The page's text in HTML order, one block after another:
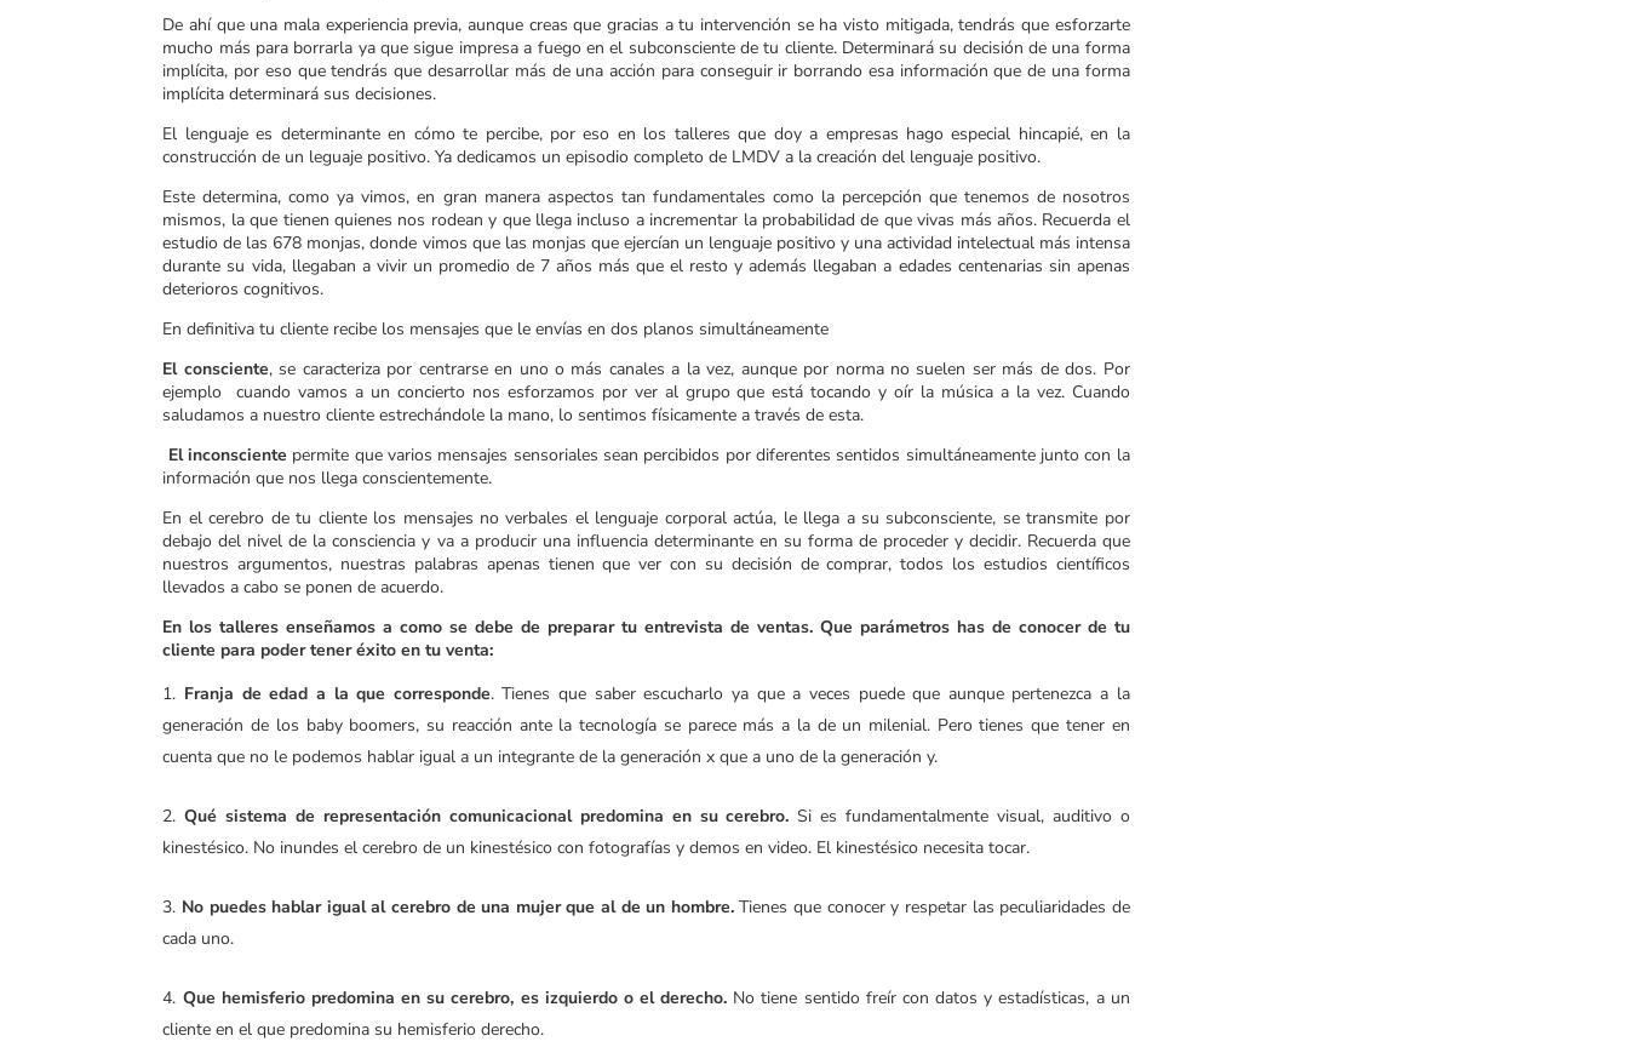
De ahí que una mala experiencia previa, aunque creas que gracias a tu intervención se ha visto mitigada, tendrás que esforzarte
mucho más para borrarla ya que sigue impresa a fuego en el subconsciente de tu cliente. Determinará su decisión de una forma
implícita, por eso que tendrás que desarrollar más de una acción para conseguir ir borrando esa información que de una forma
implícita determinará sus decisiones.
El lenguaje es determinante en cómo te percibe, por eso en los talleres que doy a empresas hago especial hincapié, en la
construcción de un leguaje positivo. Ya dedicamos un episodio completo de LMDV a la creación del lenguaje positivo.
Este determina, como ya vimos, en gran manera aspectos tan fundamentales como la percepción que tenemos de nosotros
mismos, la que tienen quienes nos rodean y que llega incluso a incrementar la probabilidad de que vivas más años. Recuerda el
estudio de las 678 monjas, donde vimos que las monjas que ejercían un lenguaje positivo y una actividad intelectual más intensa
durante su vida, llegaban a vivir un promedio de 7 años más que el resto y además llegaban a edades centenarias sin apenas
deterioros cognitivos.
En definitiva tu cliente recibe los mensajes que le envías en dos planos simultáneamente
El consciente, se caracteriza por centrarse en uno o más canales a la vez, aunque por norma no suelen ser más de dos. Por
ejemplo cuando vamos a un concierto nos esforzamos por ver al grupo que está tocando y oír la música a la vez. Cuando
saludamos a nuestro cliente estrechándole la mano, lo sentimos físicamente a través de esta.
El inconsciente permite que varios mensajes sensoriales sean percibidos por diferentes sentidos simultáneamente junto con la
información que nos llega conscientemente.
En el cerebro de tu cliente los mensajes no verbales el lenguaje corporal actúa, le llega a su subconsciente, se transmite por
debajo del nivel de la consciencia y va a producir una influencia determinante en su forma de proceder y decidir. Recuerda que
nuestros argumentos, nuestras palabras apenas tienen que ver con su decisión de comprar, todos los estudios científicos
llevados a cabo se ponen de acuerdo.
En los talleres enseñamos a como se debe de preparar tu entrevista de ventas. Que parámetros has de conocer de tu
cliente para poder tener éxito en tu venta:
Franja de edad a la que corresponde. Tienes que saber escucharlo ya que a veces puede que aunque pertenezca a la
generación de los baby boomers, su reacción ante la tecnología se parece más a la de un milenial. Pero tienes que tener en
cuenta que no le podemos hablar igual a un integrante de la generación x que a uno de la generación y.
Qué sistema de representación comunicacional predomina en su cerebro. Si es fundamentalmente visual, auditivo o
kinestésico. No inundes el cerebro de un kinestésico con fotografías y demos en video. El kinestésico necesita tocar.
No puedes hablar igual al cerebro de una mujer que al de un hombre.Tienes que conocer y respetar las peculiaridades de
cada uno.
Que hemisferio predomina en su cerebro, es izquierdo o el derecho. No tiene sentido freír con datos y estadísticas, a un
cliente en el que predomina su hemisferio derecho.